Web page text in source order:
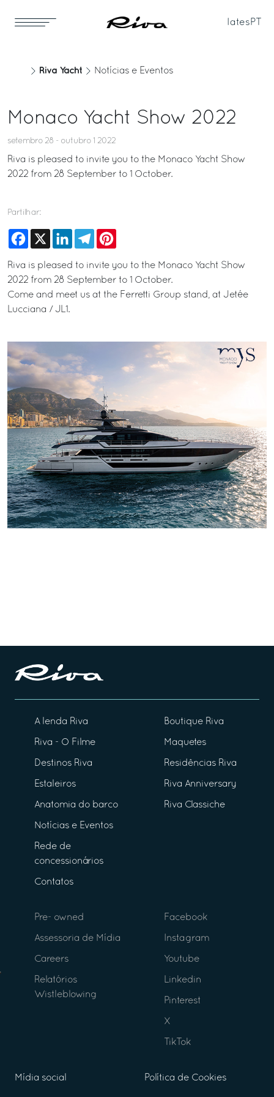
Iates PT
Riva Yacht Notícias e Eventos
Monaco Yacht Show 2022
setembro 28 - outubro 1 2022
Riva is pleased to invite you to the Monaco Yacht Show
2022 from 28 September to 1 October.
Partilhar:
Facebook
X LinkedInTelegram
Riva is pleased to invite you to the Monaco Yacht Show
2022 from 28 September to 1 October.
Come and meet us at the Ferretti Group stand, at Jetée
Lucciana / JL1.
A lenda Riva
Riva - O Filme
Destinos Riva
Estaleiros
Anatomia do barco
Notícias e Eventos
Rede de
concessionários
Contatos
Boutique Riva
Maquetes
Residências Riva
Riva Anniversary
Riva Classiche
Pre- owned
Assessoria de Mídia
Careers
Relatórios
Wistleblowing
Facebook
Instagram
Youtube
Linkedin
Pinterest
X
TikTok
Mídia social Política de Cookies